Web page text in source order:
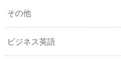
その他
ビジネス英語